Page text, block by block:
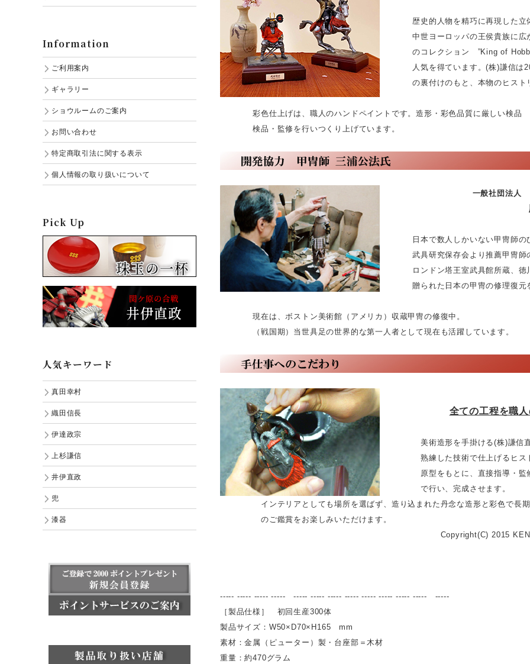
歴史的人物を精巧に再現した立体
中世ヨーロッパの王侯貴族に広が
のコレクション ”King of Hobby（
人気を得ています。(株)謙信は
の裏付けのもと、本物のヒストリ
彩色仕上げは、職人のハンドペイントです。造形・彩色品質に厳しい検品
検品・監修を行いつくり上げています。
一般社団法人
日本で数人しかいない甲冑師のひ
武具研究保存会より推薦甲冑師の
ロンドン塔王室武具館所蔵、徳川
贈られた日本の甲冑の修理復元を
現在は、ボストン美術館（アメリカ）収蔵甲冑の修復中。
（戦国期）当世具足の世界的な第一人者として現在も活躍しています。
全ての工程を職
美術造形を手掛ける(株)謙信直営
熟練した技術で仕上げるヒストリ
原型をもとに、直接指導・監修し
で行い、完成させます。
インテリアとしても場所を選ばず、造り込まれた丹念な造形と彩色で長期
のご鑑賞をお楽しみいただけます。
Copyright(C) 2015 KENSIN
----- ----- ----- ----- ----- ----- ----- ----- ----- ----- ----- ----- -----
［製品仕様］ 初回生産300体
製品サイズ：W50×D70×H165 mm
素材：金属（ピューター）製・台座部＝木材
重量：約470グラム
Information
ご利用案内
ギャラリー
ショウルームのご案内
お問い合わせ
特定商取引法に関する表示
個人情報の取り扱いについて
Pick Up
人気キーワード
真田幸村
織田信長
伊達政宗
上杉謙信
井伊直政
兜
漆器